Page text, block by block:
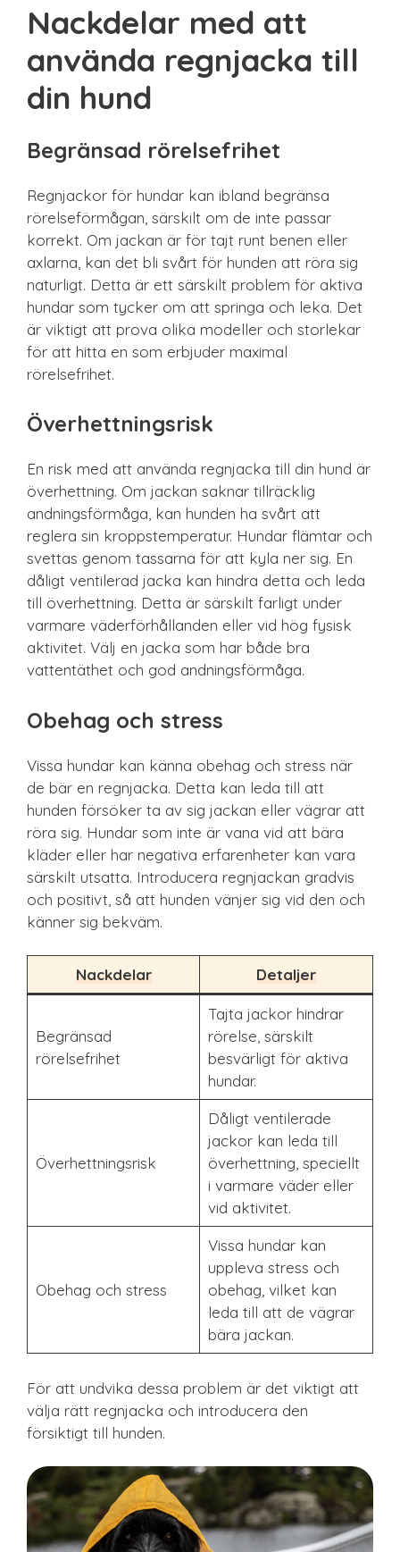
Nackdelar med att
använda regnjacka till
din hund
Begränsad rörelsefrihet
Regnjackor för hundar kan ibland begränsa
rörelseförmågan, särskilt om de inte passar
korrekt. Om jackan är för tajt runt benen eller
axlarna, kan det bli svårt för hunden att röra sig
naturligt. Detta är ett särskilt problem för aktiva
hundar som tycker om att springa och leka. Det
är viktigt att prova olika modeller och storlekar
för att hitta en som erbjuder maximal
rörelsefrihet.
Överhettningsrisk
En risk med att använda regnjacka till din hund är
överhettning. Om jackan saknar tillräcklig
andningsförmåga, kan hunden ha svårt att
reglera sin kroppstemperatur. Hundar flämtar och
svettas genom tassarna för att kyla ner sig. En
dåligt ventilerad jacka kan hindra detta och leda
till överhettning. Detta är särskilt farligt under
varmare väderförhållanden eller vid hög fysisk
aktivitet. Välj en jacka som har både bra
vattentäthet och god andningsförmåga.
Obehag och stress
Vissa hundar kan känna obehag och stress när
de bär en regnjacka. Detta kan leda till att
hunden försöker ta av sig jackan eller vägrar att
röra sig. Hundar som inte är vana vid att bära
kläder eller har negativa erfarenheter kan vara
särskilt utsatta. Introducera regnjackan gradvis
och positivt, så att hunden vänjer sig vid den och
känner sig bekväm.
Nackdelar Detaljer
Begränsad
rörelsefrihet
Tajta jackor hindrar
rörelse, särskilt
besvärligt för aktiva
hundar.
Överhettningsrisk
Dåligt ventilerade
jackor kan leda till
överhettning, speciellt
i varmare väder eller
vid aktivitet.
Obehag och stress
Vissa hundar kan
uppleva stress och
obehag, vilket kan
leda till att de vägrar
bära jackan.
För att undvika dessa problem är det viktigt att
välja rätt regnjacka och introducera den
försiktigt till hunden.